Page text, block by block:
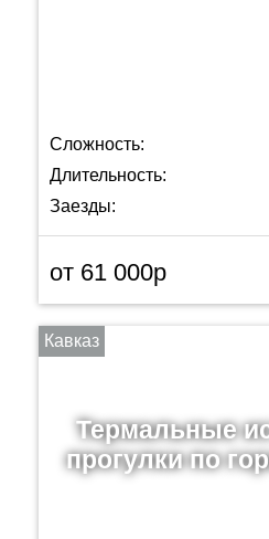
Сложность:
Длительность:
Заезды:
от 61 000p
Кавказ
Термальные
прогулки по